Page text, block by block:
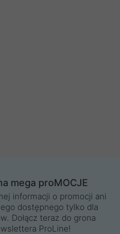
mega proMOCJE
informacji o promocji ani
dostępnego tylko dla
Dołącz teraz do grona
ProLine!